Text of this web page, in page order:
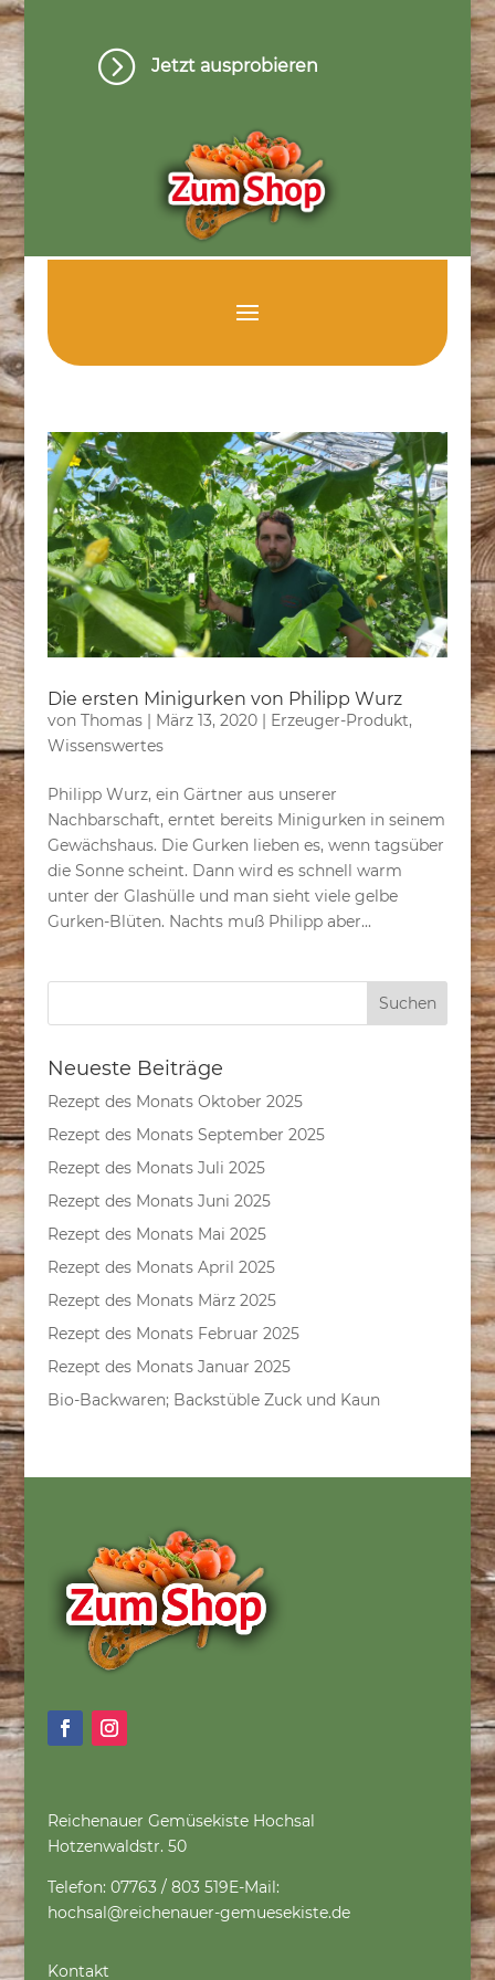
= Jetzt ausprobieren
Die ersten Minigurken von Philipp Wurz
von Thomas| März 13, 2020| Erzeuger-Produkt,
Wissenswertes
Philipp Wurz, ein Gärtner aus unserer
Nachbarschaft, erntet bereits Minigurken in seinem
Gewächshaus. Die Gurken lieben es, wenn tagsüber
die Sonne scheint. Dann wird es schnell warm
unter der Glashülle und man sieht viele gelbe
Gurken-Blüten. Nachts muß Philipp aber...
Neueste Beiträge
Rezept des Monats Oktober 2025
Rezept des Monats September 2025
Rezept des Monats Juli 2025
Rezept des Monats Juni 2025
Rezept des Monats Mai 2025
Rezept des Monats April 2025
Rezept des Monats März 2025
Rezept des Monats Februar 2025
Rezept des Monats Januar 2025
Bio-Backwaren; Backstüble Zuck und Kaun
Reichenauer Gemüsekiste Hochsal
Hotzenwaldstr. 50
Telefon: 07763 / 803 519E-Mail:
hochsal@reichenauer-gemuesekiste.de
Kontakt